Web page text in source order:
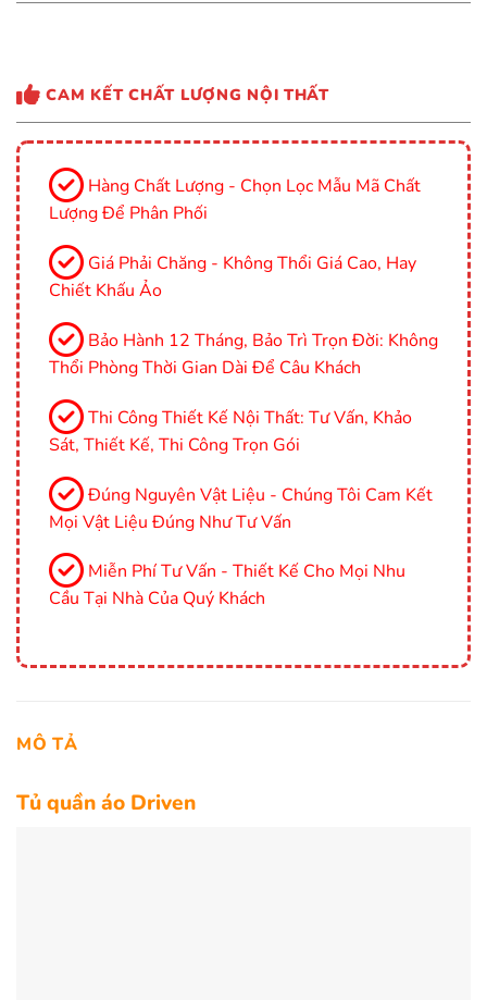
CAM KẾT CHẤT LƯỢNG NỘI THẤT
Hàng Chất Lượng - Chọn Lọc Mẫu Mã Chất
Lượng Để Phân Phối
Giá Phải Chăng - Không Thổi Giá Cao, Hay
Chiết Khấu Ảo
Bảo Hành 12 Tháng, Bảo Trì Trọn Đời: Không
Thổi Phòng Thời Gian Dài Để Câu Khách
Thi Công Thiết Kế Nội Thất: Tư Vấn, Khảo
Sát, Thiết Kế, Thi Công Trọn Gói
Đúng Nguyên Vật Liệu - Chúng Tôi Cam Kết
Mọi Vật Liệu Đúng Như Tư Vấn
Miễn Phí Tư Vấn - Thiết Kế Cho Mọi Nhu
Cầu Tại Nhà Của Quý Khách
MÔ TẢ
Tủ quần áo Driven